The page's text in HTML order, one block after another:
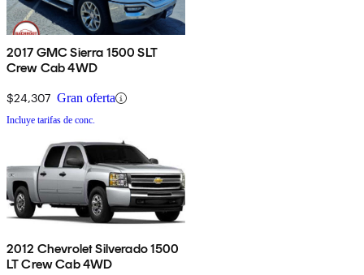
2017 GMC Sierra 1500 SLT
Crew Cab 4WD
$24,307 Gran oferta
Incluye tarifas de conc.
2012 Chevrolet Silverado 1500
LT Crew Cab 4WD